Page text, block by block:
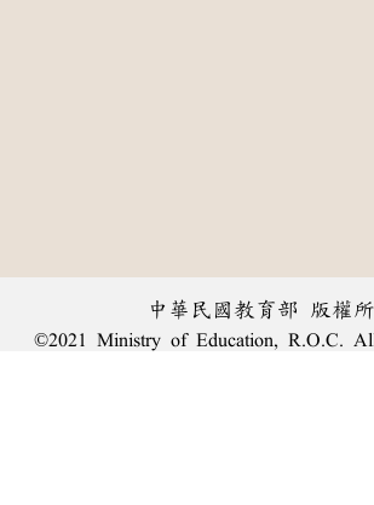
中華民國教育部 版權
©2021 Ministry of Education, R.O.C.